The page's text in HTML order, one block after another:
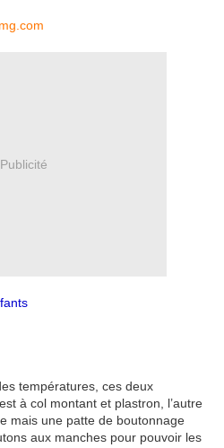
Publicité
températures, ces deux
à col montant et plastron, l’autre
mais une patte de boutonnage
aux manches pour pouvoir les